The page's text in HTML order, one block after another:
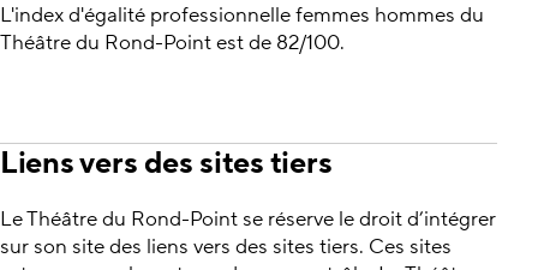
L'index d'égalité professionnelle femmes hommes du
Théâtre du Rond-Point est de 82/100.
Liens vers des sites tiers
Le Théâtre du Rond-Point se réserve le droit d’intégrer
sur son site des liens vers des sites tiers. Ces sites